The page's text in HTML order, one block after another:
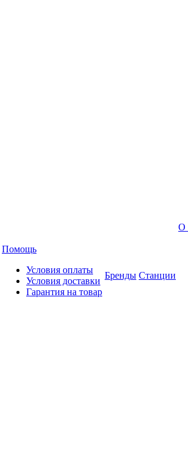
Помощь
Условия оплаты
Условия доставки
Гарантия на товар
Бренды Станции
О